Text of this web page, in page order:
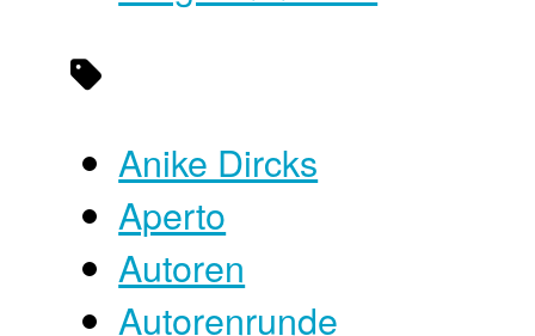
Anike Dircks
Aperto
Autoren
Autorenrunde